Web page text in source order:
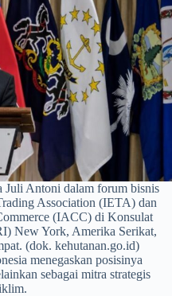
Antoni dalam forum bisnis
Association (IETA) dan
(IACC) di Konsulat
New York, Amerika Serikat,
(dok. kehutanan.go.id)
menegaskan posisinya
sebagai mitra strategis